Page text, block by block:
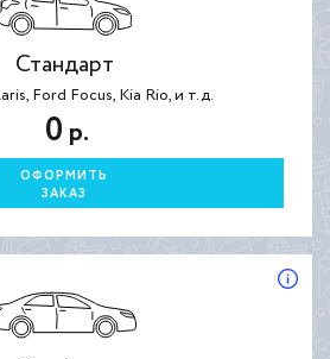
Стандарт
Ford Focus, Kia Rio, и т.д.
0 р.
ОФОРМИТЬ
ЗАКАЗ